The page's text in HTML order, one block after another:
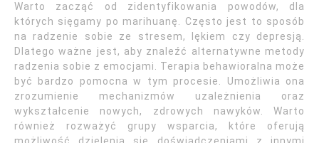
Warto zacząć od zidentyfikowania powodów, dla
których sięgamy po marihuanę. Często jest to sposób
na radzenie sobie ze stresem, lękiem czy depresją.
Dlatego ważne jest, aby znaleźć alternatywne metody
radzenia sobie z emocjami. Terapia behawioralna może
być bardzo pomocna w tym procesie. Umożliwia ona
zrozumienie mechanizmów uzależnienia oraz
wykształcenie nowych, zdrowych nawyków. Warto
również rozważyć grupy wsparcia, które oferują